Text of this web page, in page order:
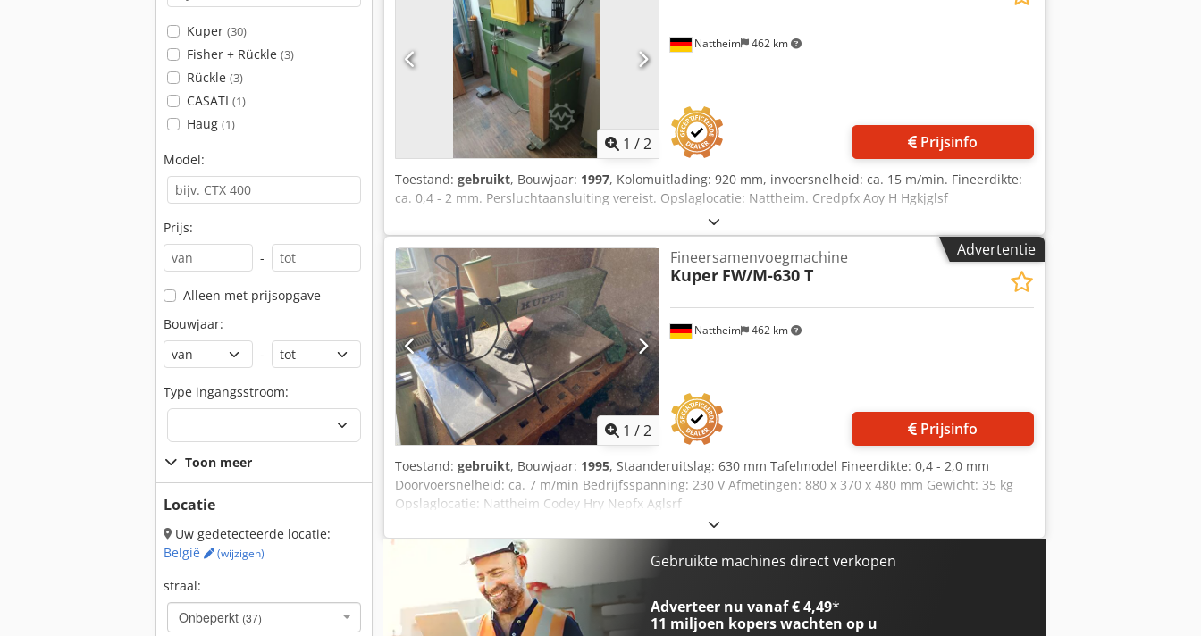
Kuper (30)
Fisher + Rückle (3)
Rückle (3)
CASATI (1)
Haug (1)
Model:
Prijs:
-
Alleen met prijsopgave
Bouwjaar:
-
Type ingangsstroom:
Toon meer
Locatie
Uw gedetecteerde locatie:
België
(wijzigen)
straal:
Onbeperkt (37)
1 /2
Nattheim 462 km
Prijsinfo
Toestand: gebruikt, Bouwjaar: 1997, Kolomuitlading: 920 mm, invoersnelheid: ca. 15 m/min. Fineerdikte:
ca. 0,4 - 2 mm. Persluchtaansluiting vereist. Opslaglocatie: Nattheim. Credpfx Aoy H Hgkjglsf
Advertentie
1 /2
Nattheim 462 km
Fineersamenvoegmachine
Kuper FW/M-630 T
Prijsinfo
Toestand: gebruikt, Bouwjaar: 1995, Staanderuitslag: 630 mm Tafelmodel Fineerdikte: 0,4 - 2,0 mm
Doorvoersnelheid: ca. 7 m/min Bedrijfsspanning: 230 V Afmetingen: 880 x 370 x 480 mm Gewicht: 35 kg
Opslaglocatie: Nattheim Codey Hry Nepfx Aglsrf
Gebruikte machines direct verkopen
Adverteer nu vanaf € 4,49*
11 miljoen koperswachten op u